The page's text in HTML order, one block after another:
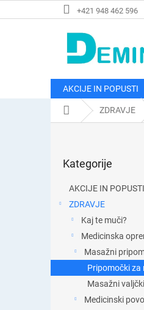
na
+421 948 462 596
AKCIJE IN POPUSTI
Domača
stran
ZDRAVJE
s
t
kategorije
Kategorije
AKCIJE IN POPUSTI
ZDRAVJE
Kaj te muči?
Medicinska
Masažni
Pripomočki za
Masažni valjčki
Medicinski